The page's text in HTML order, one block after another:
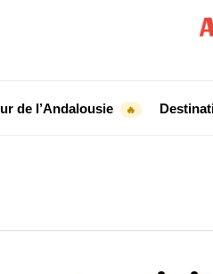
de l’Andalousie 🔥